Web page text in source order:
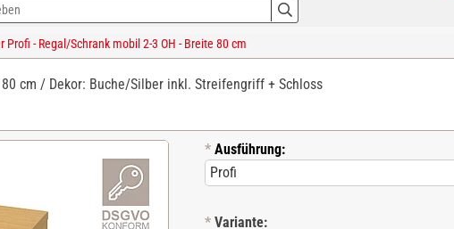
Profi - Regal/Schrank mobil 2-3 OH - Breite 80 cm
cm / Dekor: Buche/Silber inkl. Streifengriff + Schloss
* Ausführung:
* Variante: